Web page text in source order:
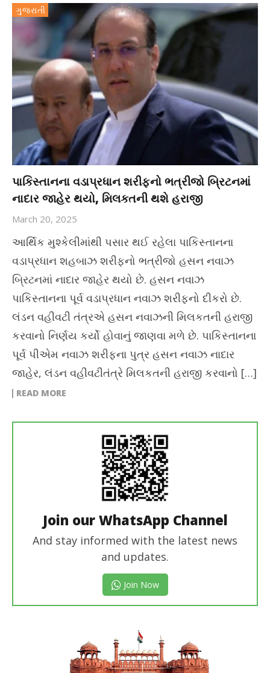
ગુજરાતી
પાકિસ્તાનના વડાપ્રધાન શરીફનો ભત્રીજો બ્રિટનમાં
નાદાર જાહેર થયો, મિલકતની થશે હરાજી
March 20, 2025
આર્થિક મુશ્કેલીમાંથી પસાર થઈ રહેલા પાકિસ્તાનના
વડાપ્રધાન શહબાઝ શરીફનો ભત્રીજો હસન નવાઝ
બ્રિટનમાં નાદાર જાહેર થયો છે. હસન નવાઝ
પાકિસ્તાનના પૂર્વ વડાપ્રધાન નવાઝ શરીફનો દીકરો છે.
લંડન વહીવટી તંત્રએ હસન નવાઝની મિલકતની હરાજી
કરવાનો નિર્ણય કર્યો હોવાનું જાણવા મળે છે. પાકિસ્તાનના
પૂર્વ પીએમ નવાઝ શરીફના પુત્ર હસન નવાઝ નાદાર
જાહેર, લંડન વહીવટીતંત્રે મિલકતની હરાજી કરવાનો […]
READ MORE
Join our WhatsApp Channel
And stay informed with the latest news
and updates.
Join Now